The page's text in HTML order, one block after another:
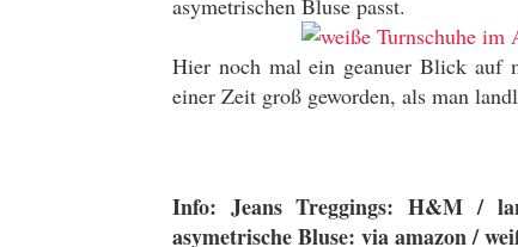
asymetrischen Bluse passt.
Hier noch mal ein geanuer Blick auf
einer Zeit groß geworden, als man
Info: Jeans Treggings: H&M /
asymetrische Bluse: via amazon /